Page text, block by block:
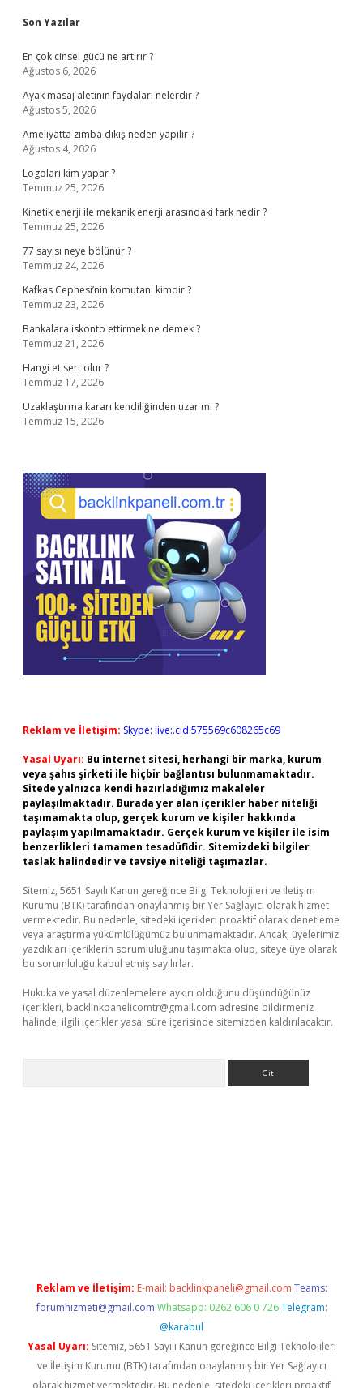
Sidebar
Son Yazılar
En çok cinsel gücü ne artırır ?
Ağustos 6, 2026
Ayak masaj aletinin faydaları nelerdir ?
Ağustos 5, 2026
Ameliyatta zımba dikiş neden yapılır ?
Ağustos 4, 2026
Logoları kim yapar ?
Temmuz 25, 2026
Kinetik enerji ile mekanik enerji arasındaki fark nedir ?
Temmuz 25, 2026
77 sayısı neye bölünür ?
Temmuz 24, 2026
Kafkas Cephesi’nin komutanı kimdir ?
Temmuz 23, 2026
Bankalara iskonto ettirmek ne demek ?
Temmuz 21, 2026
Hangi et sert olur ?
Temmuz 17, 2026
Uzaklaştırma kararı kendiliğinden uzar mı ?
Temmuz 15, 2026
Reklam ve İletişim: Skype: live:.cid.575569c608265c69
Yasal Uyarı: Bu internet sitesi, herhangi bir marka, kurum
veya şahıs şirketi ile hiçbir bağlantısı bulunmamaktadır.
Sitede yalnızca kendi hazırladığımız makaleler
paylaşılmaktadır. Burada yer alan içerikler haber niteliği
taşımamakta olup, gerçek kurum ve kişiler hakkında
paylaşım yapılmamaktadır. Gerçek kurum ve kişiler ile isim
benzerlikleri tamamen tesadüfidir. Sitemizdeki bilgiler
taslak halindedir ve tavsiye niteliği taşımazlar.
Sitemiz, 5651 Sayılı Kanun gereğince Bilgi Teknolojileri ve İletişim
Kurumu (BTK) tarafından onaylanmış bir Yer Sağlayıcı olarak hizmet
vermektedir. Bu nedenle, sitedeki içerikleri proaktif olarak denetleme
veya araştırma yükümlülüğümüz bulunmamaktadır. Ancak, üyelerimiz
yazdıkları içeriklerin sorumluluğunu taşımakta olup, siteye üye olarak
bu sorumluluğu kabul etmiş sayılırlar.
Hukuka ve yasal düzenlemelere aykırı olduğunu düşündüğünüz
içerikleri, backlinkpanelicomtr@gmail.com adresine bildirmeniz
halinde, ilgili içerikler yasal süre içerisinde sitemizden kaldırılacaktır.
Reklam ve İletişim: E-mail: backlinkpaneli@gmail.com Teams:
forumhizmeti@gmail.com Whatsapp: 0262 606 0 726 Telegram:
@karabul
Yasal Uyarı: Sitemiz, 5651 Sayılı Kanun gereğince Bilgi Teknolojileri
ve İletişim Kurumu (BTK) tarafından onaylanmış bir Yer Sağlayıcı
olarak hizmet vermektedir. Bu nedenle, sitedeki içerikleri proaktif